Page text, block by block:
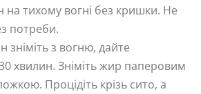
на тихому вогні без кришки. Не
потреби.
зніміть з вогню, дайте
хвилин. Зніміть жир паперовим
Процідіть крізь сито, а